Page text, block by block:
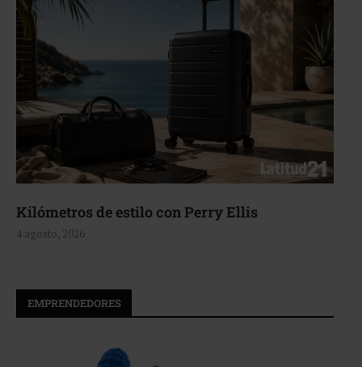
Aerie, texturas que fluyen
4 agosto, 2026
EMPRENDEDORES